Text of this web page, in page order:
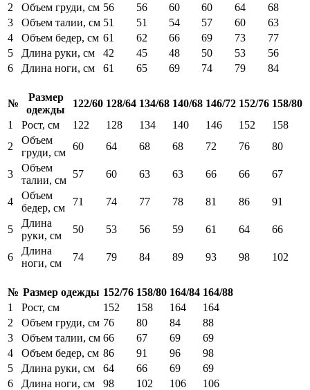
2
Объем груди, см 56 56 60 60 64
68
3
Объем талии, см 51 51 54 57 60
63
4
Объем бедер, см 61 62 66 69 73
77
5
Длина руки, см 42 45 48 50 53
56
6
Длина ноги, см 61 65 69 74 79 84
№
Размер
одежды
122/60 128/64 134/68 140/68 146/72 152/76 158/80
1
Рост, см 122 128 134 140 146 152
158
2
Объем
груди, см
60 64 68 68 72 76 80
3
Объем
талии, см
57 60 63 63 66 66 67
4
Объем
бедер, см
71 74 77 78 81 86 91
5
Длина
руки, см
50 53 56 59 61 64 66
6
Длина
ноги, см
74 79 84 89 93 98 102
№ Размер одежды 152/76 158/80 164/84 164/88
1
Рост, см 152 158 164
164
2
Объем груди, см 76 80 84
88
3
Объем талии, см 66 67 69
69
4
Объем бедер, см 86 91 96
98
5
Длина руки, см 64 66 69
69
6
Длина ноги, см 98 102 106 106